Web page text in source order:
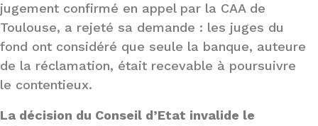
jugement confirmé en appel par la CAA de
Toulouse, a rejeté sa demande : les juges du
fond ont considéré que seule la banque, auteure
de la réclamation, était recevable à poursuivre
le contentieux.
La décision du Conseil d’Etat invalide le